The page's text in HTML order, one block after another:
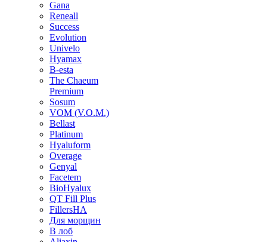
Gana
Reneall
Success
Evolution
Univelo
Hyamax
B-esta
The Chaeum
Premium
Sosum
VOM (V.O.M.)
Bellast
Platinum
Hyaluform
Overage
Genyal
Facetem
BioHyalux
QT Fill Plus
FillersHA
Для морщин
В лоб